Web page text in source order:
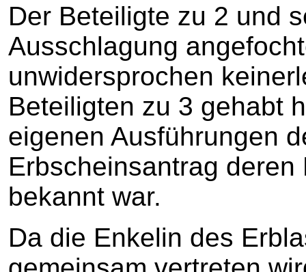
Der Beteiligte zu 2 und
Ausschlagung
unwidersprochen
Beteiligten zu 3 gehabt
eigenen Ausführungen
Erbscheinsantrag
bekannt war.
Da die Enkelin des